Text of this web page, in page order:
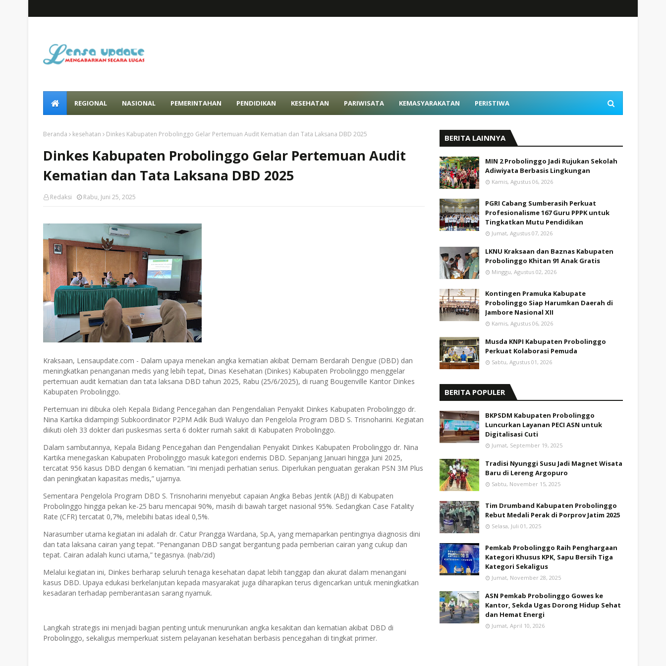
REGIONAL NASIONAL PEMERINTAHAN PENDIDIKAN KESEHATAN PARIWISATA KEMASYARAKATAN PERISTIWA
Beranda kesehatan Dinkes Kabupaten Probolinggo Gelar Pertemuan Audit Kematian dan Tata Laksana DBD 2025
Dinkes Kabupaten Probolinggo Gelar Pertemuan Audit
Kematian dan Tata Laksana DBD 2025
Redaksi Rabu, Juni 25, 2025
Kraksaan, Lensaupdate.com - Dalam upaya menekan angka kematian akibat Demam Berdarah Dengue (DBD) dan
meningkatkan penanganan medis yang lebih tepat, Dinas Kesehatan (Dinkes) Kabupaten Probolinggo menggelar
pertemuan audit kematian dan tata laksana DBD tahun 2025, Rabu (25/6/2025), di ruang Bougenville Kantor Dinkes
Kabupaten Probolinggo.
Pertemuan ini dibuka oleh Kepala Bidang Pencegahan dan Pengendalian Penyakit Dinkes Kabupaten Probolinggo dr.
Nina Kartika didampingi Subkoordinator P2PM Adik Budi Waluyo dan Pengelola Program DBD S. Trisnoharini. Kegiatan
diikuti oleh 33 dokter dari puskesmas serta 6 dokter rumah sakit di Kabupaten Probolinggo.
Dalam sambutannya, Kepala Bidang Pencegahan dan Pengendalian Penyakit Dinkes Kabupaten Probolinggo dr. Nina
Kartika menegaskan Kabupaten Probolinggo masuk kategori endemis DBD. Sepanjang Januari hingga Juni 2025,
tercatat 956 kasus DBD dengan 6 kematian. “Ini menjadi perhatian serius. Diperlukan penguatan gerakan PSN 3M Plus
dan peningkatan kapasitas medis,” ujarnya.
Sementara Pengelola Program DBD S. Trisnoharini menyebut capaian Angka Bebas Jentik (ABJ) di Kabupaten
Probolinggo hingga pekan ke-25 baru mencapai 90%, masih di bawah target nasional 95%. Sedangkan Case Fatality
Rate (CFR) tercatat 0,7%, melebihi batas ideal 0,5%.
Narasumber utama kegiatan ini adalah dr. Catur Prangga Wardana, Sp.A, yang memaparkan pentingnya diagnosis dini
dan tata laksana cairan yang tepat. “Penanganan DBD sangat bergantung pada pemberian cairan yang cukup dan
tepat. Cairan adalah kunci utama,” tegasnya. (nab/zid)
Melalui kegiatan ini, Dinkes berharap seluruh tenaga kesehatan dapat lebih tanggap dan akurat dalam menangani
kasus DBD. Upaya edukasi berkelanjutan kepada masyarakat juga diharapkan terus digencarkan untuk meningkatkan
kesadaran terhadap pemberantasan sarang nyamuk.
Langkah strategis ini menjadi bagian penting untuk menurunkan angka kesakitan dan kematian akibat DBD di
Probolinggo, sekaligus memperkuat sistem pelayanan kesehatan berbasis pencegahan di tingkat primer.
BERITA LAINNYA
MIN 2 Probolinggo Jadi Rujukan Sekolah
Adiwiyata Berbasis Lingkungan
Kamis, Agustus 06, 2026
PGRI Cabang Sumberasih Perkuat
Profesionalisme 167 Guru PPPK untuk
Tingkatkan Mutu Pendidikan
Jumat, Agustus 07, 2026
LKNU Kraksaan dan Baznas Kabupaten
Probolinggo Khitan 91 Anak Gratis
Minggu, Agustus 02, 2026
Kontingen Pramuka Kabupate
Probolinggo Siap Harumkan Daerah di
Jambore Nasional XII
Kamis, Agustus 06, 2026
Musda KNPI Kabupaten Probolinggo
Perkuat Kolaborasi Pemuda
Sabtu, Agustus 01, 2026
BERITA POPULER
BKPSDM Kabupaten Probolinggo
Luncurkan Layanan PECI ASN untuk
Digitalisasi Cuti
Jumat, September 19, 2025
Tradisi Nyunggi Susu Jadi Magnet Wisata
Baru di Lereng Argopuro
Sabtu, November 15, 2025
Tim Drumband Kabupaten Probolinggo
Rebut Medali Perak di Porprov Jatim 2025
Selasa, Juli 01, 2025
Pemkab Probolinggo Raih Penghargaan
Kategori Khusus KPK, Sapu Bersih Tiga
Kategori Sekaligus
Jumat, November 28, 2025
ASN Pemkab Probolinggo Gowes ke
Kantor, Sekda Ugas Dorong Hidup Sehat
dan Hemat Energi
Jumat, April 10, 2026